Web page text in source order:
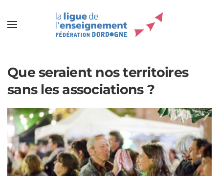
Que seraient nos territoires
sans les associations ?